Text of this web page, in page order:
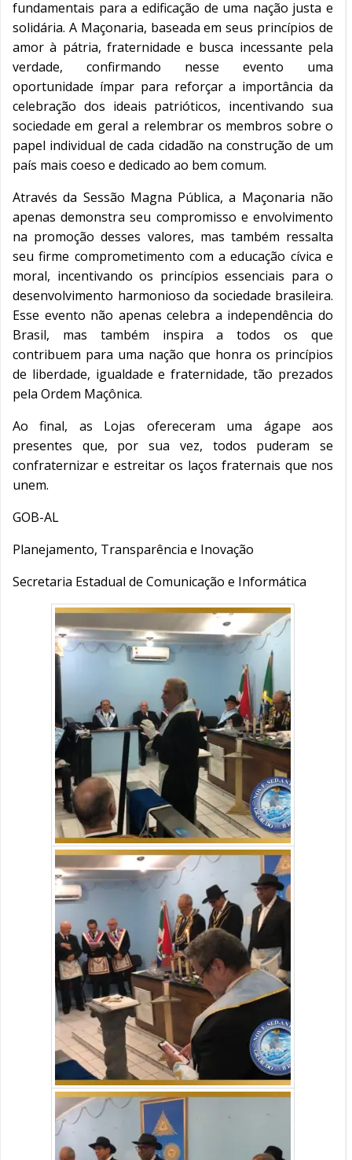
fundamentais para a edificação de uma nação justa e
solidária. A Maçonaria, baseada em seus princípios de
amor à pátria, fraternidade e busca incessante pela
verdade, confirmando nesse evento uma
oportunidade ímpar para reforçar a importância da
celebração dos ideais patrióticos, incentivando sua
sociedade em geral a relembrar os membros sobre o
papel individual de cada cidadão na construção de um
país mais coeso e dedicado ao bem comum.
Através da Sessão Magna Pública, a Maçonaria não
apenas demonstra seu compromisso e envolvimento
na promoção desses valores, mas também ressalta
seu firme comprometimento com a educação cívica e
moral, incentivando os princípios essenciais para o
desenvolvimento harmonioso da sociedade brasileira.
Esse evento não apenas celebra a independência do
Brasil, mas também inspira a todos os que
contribuem para uma nação que honra os princípios
de liberdade, igualdade e fraternidade, tão prezados
pela Ordem Maçônica.
Ao final, as Lojas ofereceram uma ágape aos
presentes que, por sua vez, todos puderam se
confraternizar e estreitar os laços fraternais que nos
unem.
GOB-AL
Planejamento, Transparência e Inovação
Secretaria Estadual de Comunicação e Informática